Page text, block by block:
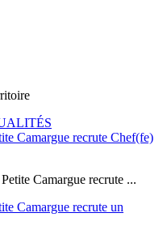
Camargue recrute Chef(fe)
Camargue recrute ...
Camargue recrute un